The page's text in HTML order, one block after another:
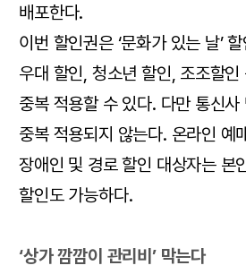
배포한다.
이번 할인권은 ‘문화가 있는 날’
우대 할인, 청소년 할인, 조조할
중복 적용할 수 있다. 다만 통신
중복 적용되지 않는다. 온라인 예
장애인 및 경로 할인 대상자는 본
할인도 가능하다.
‘상가 깜깜이 관리비’ 막는다